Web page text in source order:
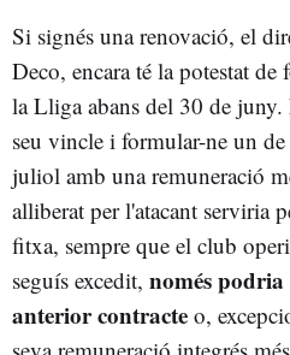
Si signés una renovació, el
Deco, encara té la potestat
la Lliga abans del 30 de
seu vincle i formular-ne un
juliol amb una remuneració
alliberat per l'atacant serviria
fitxa, sempre que el club
seguís excedit, només
anterior contracte o,